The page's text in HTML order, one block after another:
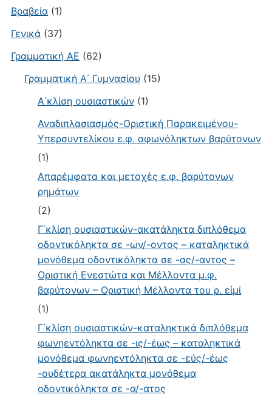
Βραβεία(1)
Γενικά(37)
Γραμματική ΑΕ (62)
Γραμματική Α΄ Γυμνασίου (15)
Α΄κλίση ουσιαστικών(1)
Αναδιπλασιασμός-Οριστική Παρακειμένου-
Υπερσυντελίκου ε.φ. αφωνόληκτων βαρύτονων
(1)
Απαρέμφατα και μετοχές ε.φ. βαρύτονων
ρημάτων
(2)
Γ΄κλίση ουσιαστικών-ακατάληκτα διπλόθεμα
οδοντικόληκτα σε -ων/-οντος – καταληκτικά
μονόθεμα οδοντικόληκτα σε -ας/-αντος –
Οριστική Ενεστώτα και Μέλλοντα μ.φ.
βαρύτονων – Οριστική Μέλλοντα του ρ. εἰμί
(1)
Γ΄κλίση ουσιαστικών-καταληκτικά διπλόθεμα
φωνηεντόληκτα σε -ις/-έως – καταληκτικά
μονόθεμα φωνηεντόληκτα σε -εύς/-έως
-ουδέτερα ακατάληκτα μονόθεμα
οδοντικόληκτα σε -α/-ατος